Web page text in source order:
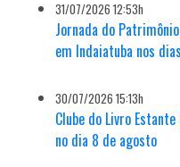
31/07/2026 12:53h
Jornada do
em Indaiatuba nos
30/07/2026 15:13h
Clube do Livro
no dia 8 de agosto